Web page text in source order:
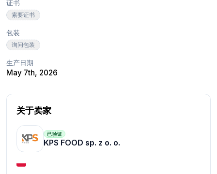
证书
索要证书
包装
询问包装
生产日期
May 7th, 2026
关于卖家
已验证
KPS FOOD sp. z o. o.